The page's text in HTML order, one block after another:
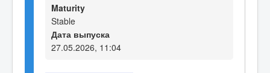
Maturity
Stable
Дата выпуска
27.05.2026, 11:04